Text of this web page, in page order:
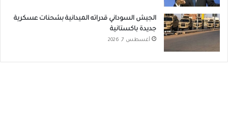
الجيش السوداني قدراته الميدانية بشحنات عسكرية
جديدة باكستانية
أغسطس 7, 2026